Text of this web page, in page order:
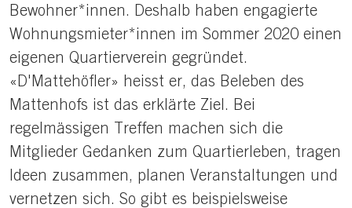
Bewohner*innen. Deshalb haben engagierte
Wohnungsmieter*innen im Sommer 2020 einen
eigenen Quartierverein gegründet.
«D'Mattehöfler» heisst er, das Beleben des
Mattenhofs ist das erklärte Ziel. Bei
regelmässigen Treffen machen sich die
Mitglieder Gedanken zum Quartierleben, tragen
Ideen zusammen, planen Veranstaltungen und
vernetzen sich. So gibt es beispielsweise